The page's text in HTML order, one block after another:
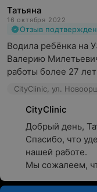
Татьяна
16 октября 2022
Отзыв подтвержден
Водила ребёнка на
Валерию
работы более 27
CityClinic, ул.
CityClinic
Добрый день,
Спасибо, что
нашей работе.
Мы сожалеем,